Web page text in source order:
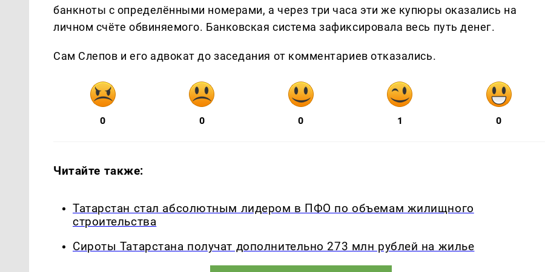
банкноты с определёнными номерами, а через три часа эти же купюры оказались на
личном счёте обвиняемого. Банковская система зафиксировала весь путь денег.
Сам Слепов и его адвокат до заседания от комментариев отказались.
0 0 0 1 0
Читайте также:
Татарстан стал абсолютным лидером в ПФО по объемам жилищного
строительства
Сироты Татарстана получат дополнительно 273 млн рублей на жилье